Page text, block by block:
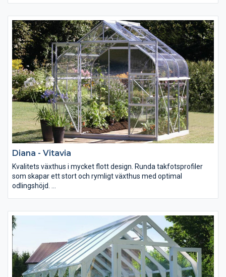
profilerna. Glasen fästs med eleganta glaslister, vilket fulländar
intrycket av Cassandra som ett exklusivt orangeri / växthus.
Cassandra monteras ovanpå en 50 cm hög mur eller sockel
(ingår inte i leveransen), bortsett från dörröppningen. Den låga
ingångströskeln gör att man obehindrat kan gå in och ut ur
orangeriet/växthuset. Båda storlekarna av Cassandra har även
dubbeldörrar vilket är en fördel om man vill köra in med en
skottkärra eller en rullstol.
Diana - Vitavia
Kvalitets växthus i mycket flott design. Runda takfotsprofiler
som skapar ett stort och rymligt växthus med optimal
odlingshöjd.
komma in med tex en skottkärra. Förutom färdigskuret glas
bifogas solbeständiga akrylskivor till de rundade sidoprofilerna.
Diana växthusmodeller kan även levereras med grönlackerade